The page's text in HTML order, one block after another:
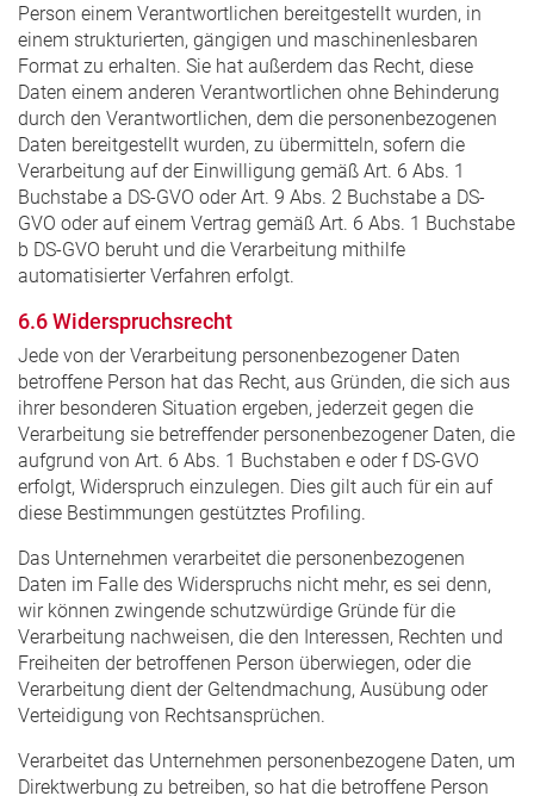
Person einem Verantwortlichen bereitgestellt wurden, in
einem strukturierten, gängigen und maschinenlesbaren
Format zu erhalten. Sie hat außerdem das Recht, diese
Daten einem anderen Verantwortlichen ohne Behinderung
durch den Verantwortlichen, dem die personenbezogenen
Daten bereitgestellt wurden, zu übermitteln, sofern die
Verarbeitung auf der Einwilligung gemäß Art. 6 Abs. 1
Buchstabe a DS-GVO oder Art. 9 Abs. 2 Buchstabe a DS-
GVO oder auf einem Vertrag gemäß Art. 6 Abs. 1 Buchstabe
b DS-GVO beruht und die Verarbeitung mithilfe
automatisierter Verfahren erfolgt.
6.6 Widerspruchsrecht
Jede von der Verarbeitung personenbezogener Daten
betroffene Person hat das Recht, aus Gründen, die sich aus
ihrer besonderen Situation ergeben, jederzeit gegen die
Verarbeitung sie betreffender personenbezogener Daten, die
aufgrund von Art. 6 Abs. 1 Buchstaben e oder f DS-GVO
erfolgt, Widerspruch einzulegen. Dies gilt auch für ein auf
diese Bestimmungen gestütztes Profiling.
Das Unternehmen verarbeitet die personenbezogenen
Daten im Falle des Widerspruchs nicht mehr, es sei denn,
wir können zwingende schutzwürdige Gründe für die
Verarbeitung nachweisen, die den Interessen, Rechten und
Freiheiten der betroffenen Person überwiegen, oder die
Verarbeitung dient der Geltendmachung, Ausübung oder
Verteidigung von Rechtsansprüchen.
Verarbeitet das Unternehmen personenbezogene Daten, um
Direktwerbung zu betreiben, so hat die betroffene Person